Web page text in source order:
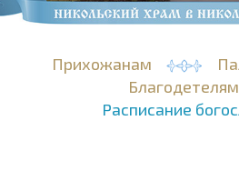
Прихожанам
Благодетелям
Расписание